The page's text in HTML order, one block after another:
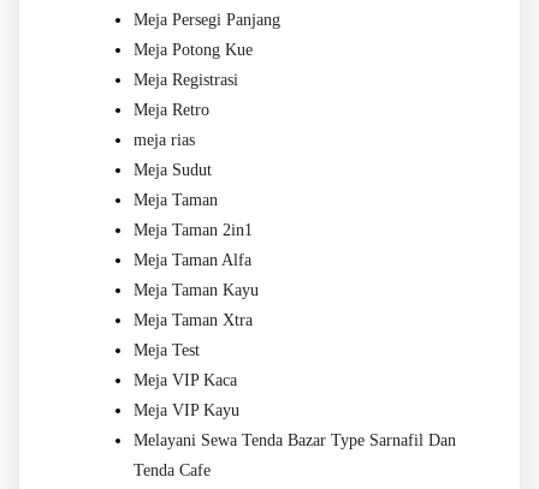
Meja Persegi Panjang
Meja Potong Kue
Meja Registrasi
Meja Retro
meja rias
Meja Sudut
Meja Taman
Meja Taman 2in1
Meja Taman Alfa
Meja Taman Kayu
Meja Taman Xtra
Meja Test
Meja VIP Kaca
Meja VIP Kayu
Melayani Sewa Tenda Bazar Type Sarnafil Dan
Tenda Cafe